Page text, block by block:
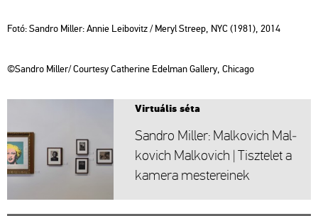
Fotó: Sand­ro Mil­ler: Annie Le­i­bo­vitz / Meryl Stre­ep, NYC (1981), 2014
©Sand­ro Mil­ler/ Co­ur­tesy Cat­he­ri­ne Ed­el­man Gal­lery, Chi­ca­go
Vir­tu­á­lis séta
Sand­ro Mil­ler: Mal­ko­vich Mal­
ko­vich Mal­ko­vich | Tisz­te­let a
ka­me­ra mes­te­re­i­nek